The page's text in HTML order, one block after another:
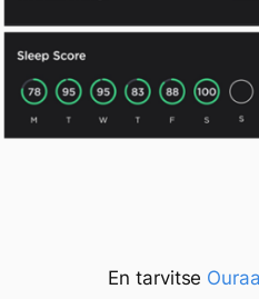
En tarvitse Ouraa